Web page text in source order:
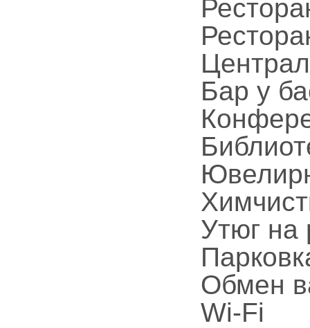
Бар у
Утюг на
Обмен
Wi-Fi